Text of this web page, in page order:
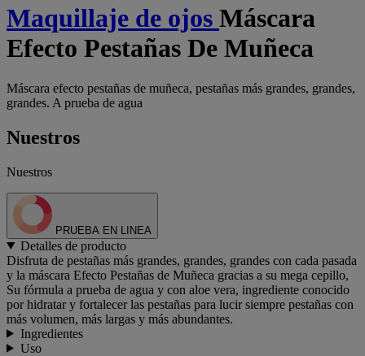
Maquillaje de ojos Máscara
Efecto Pestañas De Muñeca
Máscara efecto pestañas de muñeca, pestañas más grandes, grandes,
grandes. A prueba de agua
Nuestros
Nuestros
PRUEBA EN LINEA
Detalles de producto
Disfruta de pestañas más grandes, grandes, grandes con cada pasada
y la máscara Efecto Pestañas de Muñeca gracias a su mega cepillo,
Su fórmula a prueba de agua y con aloe vera, ingrediente conocido
por hidratar y fortalecer las pestañas para lucir siempre pestañas con
más volumen, más largas y más abundantes.
Ingredientes
Uso